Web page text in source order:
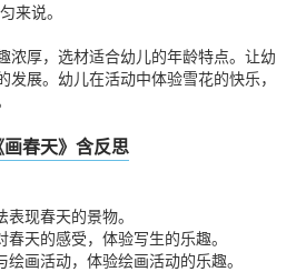
说。
厚，选材适合幼儿的年龄特点。让幼
发展。幼儿在活动中体验雪花的快乐，
春天》含反思
现春天的景物。
天的感受，体验写生的乐趣。
画活动，体验绘画活动的乐趣。